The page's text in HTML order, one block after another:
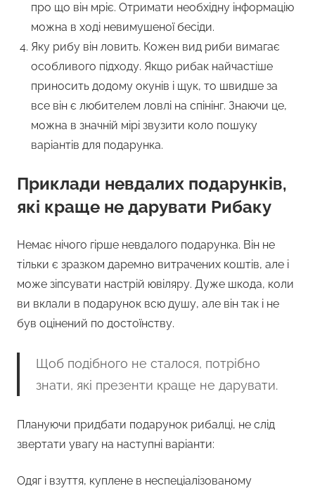
про що він мріє. Отримати необхідну інформацію
можна в ході невимушеної бесіди.
Яку рибу він ловить. Кожен вид риби вимагає
особливого підходу. Якщо рибак найчастіше
приносить додому окунів і щук, то швидше за
все він є любителем ловлі на спінінг. Знаючи це,
можна в значній мірі звузити коло пошуку
варіантів для подарунка.
Приклади невдалих подарунків,
які краще не дарувати Рибаку
Немає нічого гірше невдалого подарунка. Він не
тільки є зразком даремно витрачених коштів, але і
може зіпсувати настрій ювіляру. Дуже шкода, коли
ви вклали в подарунок всю душу, але він так і не
був оцінений по достоїнству.
Щоб подібного не сталося, потрібно
знати, які презенти краще не дарувати.
Плануючи придбати подарунок рибалці, не слід
звертати увагу на наступні варіанти:
Одяг і взуття, куплене в неспеціалізованому